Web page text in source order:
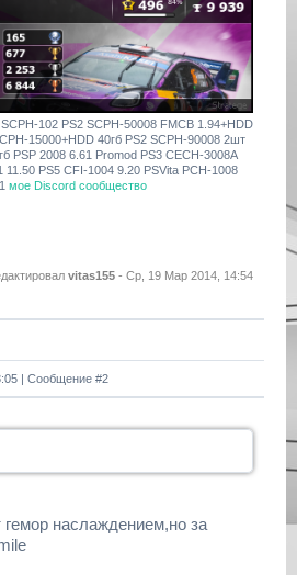
102 PS2 SCPH-50008 FMCB 1.94+HDD
15000+HDD 40гб PS2 SCPH-90008 2шт
PSP 2008 6.61 Promod PS3 CECH-3008A
11.50 PS5 CFI-1004 9.20 PSVita PCH-1008
мое Discord сообщество
vitas155 - Ср, 19 Мар 2014, 14:54
| Сообщение #2
гемор наслаждением,но за